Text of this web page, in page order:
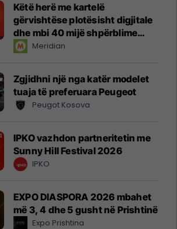
Këtë herë me kartelë
gërvishtëse plotësisht digjitale
dhe mbi 40 mijë shpërblime
instant!Meridian
Zgjidhni një nga katër modelet
tuaja të preferuara Peugeot
Peugot Kosova
IPKO vazhdon partneritetin me
Sunny Hill Festival 2026
IPKO
EXPO DIASPORA 2026 mbahet
më 3, 4 dhe 5 gusht në Prishtinë
Expo Prishtina